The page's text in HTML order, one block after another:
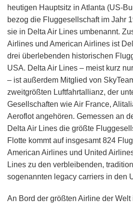
heutigen Hauptsitz in Atlanta (US-
bezog die Fluggesellschaft im Jahr
sie in Delta Air Lines umbenannt.
Airlines und American Airlines ist
drei überlebenden historischen
USA. Delta Air Lines – meist kurz
– ist außerdem Mitglied von
zweitgrößten Luftfahrtallianz, der
Gesellschaften wie Air France,
Aeroflot angehören. Gemessen an
Delta Air Lines die größte
Flotte kommt auf insgesamt 824
American Airlines und United
Lines zu den verbleibenden,
sogenannten legacy carriers in den
An Bord der größten Airline der